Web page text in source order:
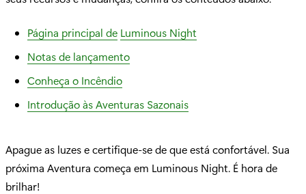
Página principal de Luminous Night
Notas de lançamento
Conheça o Incêndio
Introdução às Aventuras Sazonais
Apague as luzes e certifique-se de que está confortável. Sua
próxima Aventura começa em Luminous Night. É hora de
brilhar!